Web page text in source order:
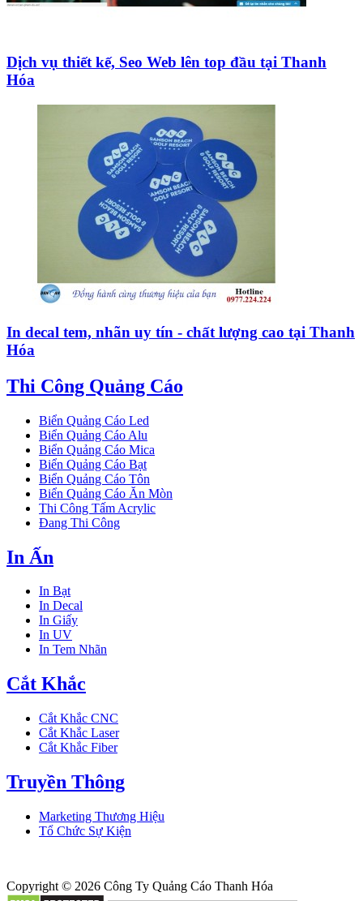
Dịch vụ thiết kế, Seo Web lên top đầu tại Thanh
Hóa
In decal tem, nhãn uy tín - chất lượng cao tại Thanh
Hóa
Thi Công Quảng Cáo
Biển Quảng Cáo Led
Biển Quảng Cáo Alu
Biển Quảng Cáo Mica
Biển Quảng Cáo Bạt
Biển Quảng Cáo Tôn
Biển Quảng Cáo Ăn Mòn
Thi Công Tấm Acrylic
Đang Thi Công
In Ấn
In Bạt
In Decal
In Giấy
In UV
In Tem Nhãn
Cắt Khắc
Cắt Khắc CNC
Cắt Khắc Laser
Cắt Khắc Fiber
Truyền Thông
Marketing Thương Hiệu
Tổ Chức Sự Kiện
Copyright © 2026 Công Ty Quảng Cáo Thanh Hóa